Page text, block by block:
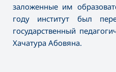
заложенные им
году институт был
государственный
Хачатура Абовяна.